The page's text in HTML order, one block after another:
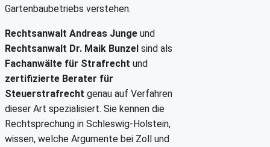
Gartenbaubetriebs verstehen.
Rechtsanwalt Andreas Junge und
Rechtsanwalt Dr. Maik Bunzel sind als
Fachanwälte für Strafrecht und
zertifizierte Berater für
Steuerstrafrecht genau auf Verfahren
dieser Art spezialisiert. Sie kennen die
Rechtsprechung in Schleswig-Holstein,
wissen, welche Argumente bei Zoll und